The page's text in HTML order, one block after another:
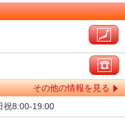
その他の情報を見る
8:00-19:00